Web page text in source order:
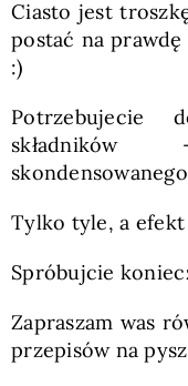
Ciasto jest
postać na
:)
Potrzebujecie
skondensowanego
Tylko tyle, a
Spróbujcie
Zapraszam was
przepisów na